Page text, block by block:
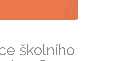
školního